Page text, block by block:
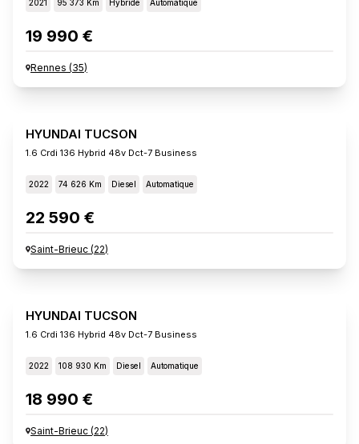
2021 95 373 Km Hybride Automatique
19 990 €
Rennes (35)
HYUNDAI TUCSON
1.6 Crdi 136 Hybrid 48v Dct-7 Business
2022 74 626 Km Diesel Automatique
22 590 €
Saint-Brieuc (22)
HYUNDAI TUCSON
1.6 Crdi 136 Hybrid 48v Dct-7 Business
2022 108 930 Km Diesel Automatique
18 990 €
Saint-Brieuc (22)